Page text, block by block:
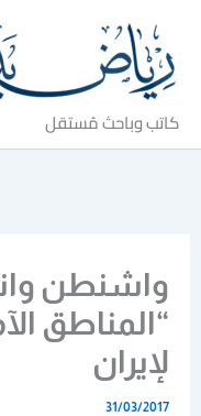
المحتوى
كاتب وباحث مُستقل
واشنطن
“المناطق
لإيران
31/03/2017